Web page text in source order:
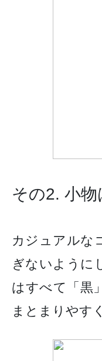
その2. 小
カジュアルな
ぎないように
はすべて「黒
まとまりやす